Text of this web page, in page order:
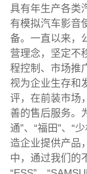
具有年生产各类
有模拟汽车影音
备。一直以来，
营理念，坚定不
程控制、市场推
视为企业生存和
评，在前装市场
善的售后服务。
通”、“福田”、“
造企业提供产品
中，通过我们的